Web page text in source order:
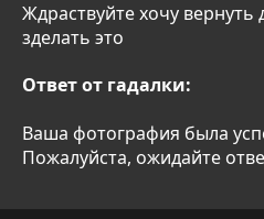
Ждраствуйте хочу вернуть
зделать это
Ответ от гадалки:
Ваша фотография была
Пожалуйста, ожидайте